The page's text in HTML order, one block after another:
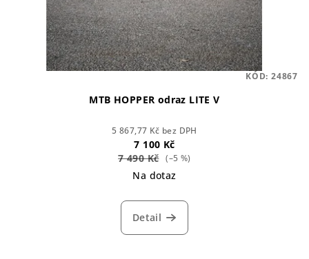
MTB HOPPER odraz LITE V
5 867,77 Kč bez DPH
7 100 Kč
7 490 Kč (–5 %)
Na dotaz
Detail
KÓD: 24867